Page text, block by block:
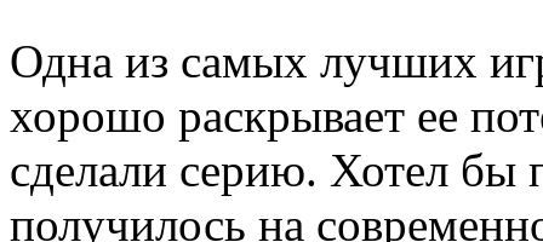
Одна из самых лучших
хорошо раскрывает ее
сделали серию. Хотел бы
получилось на